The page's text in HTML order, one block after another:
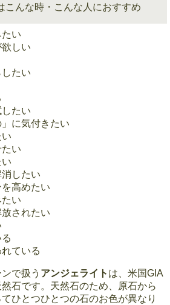
こんな時・こんな人におすすめ
たい
欲しい
したい
したい
」に気付きたい
たい
消したい
を高めたい
たい
放されたい
ている
で扱う アンジェライト は、米国GIA
石です。天然石のため、原石から
ひとつひとつの石のお色が異なり